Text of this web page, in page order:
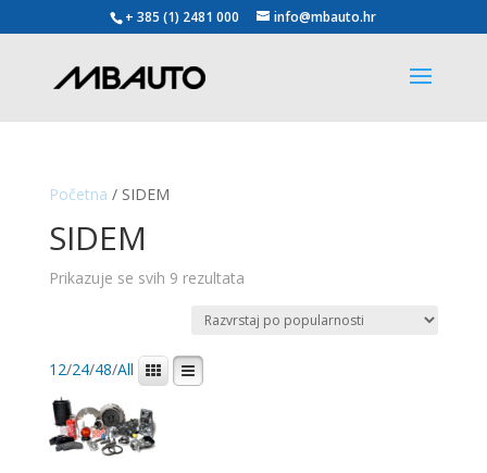
+ 385 (1) 2481 000 info@mbauto.hr
Početna / SIDEM
SIDEM
Prikazuje se svih 9 rezultataPoredano
popularnosti
12/24/48/All